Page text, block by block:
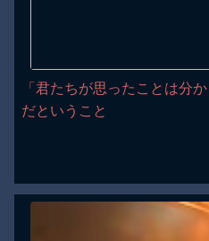
「君たちが思ったことは分
だということ